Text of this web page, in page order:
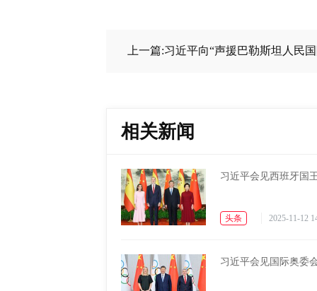
上一篇:习近平向“声援巴勒斯坦人民
相关新闻
习近平会见西班牙国
头条 2025-11-12
习近平会见国际奥委